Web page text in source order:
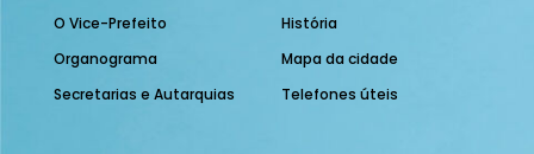
O Vice-Prefeito
Organograma
Secretarias e Autarquias
História
Mapa da cidade
Telefones úteis